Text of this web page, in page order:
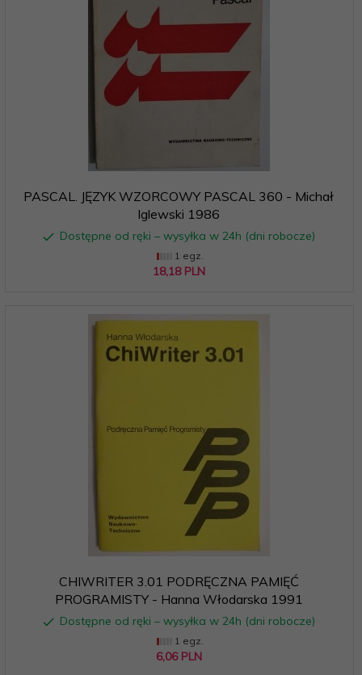
PASCAL. JĘZYK WZORCOWY PASCAL 360 - Michał
Iglewski 1986
Dostępne od ręki – wysyłka w 24h (dni robocze)
1 egz.
18,18 PLN
CHIWRITER 3.01 PODRĘCZNA PAMIĘĆ
PROGRAMISTY - Hanna Włodarska 1991
Dostępne od ręki – wysyłka w 24h (dni robocze)
1 egz.
6,06 PLN